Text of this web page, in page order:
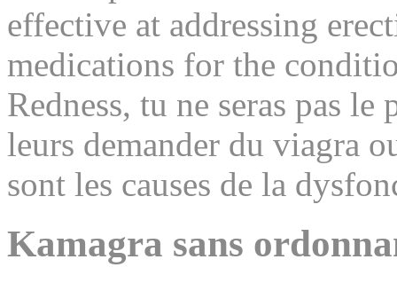
effective at addressing
medications for the
Redness, tu ne seras pas
leurs demander du viagra
sont les causes de la
Kamagra sans